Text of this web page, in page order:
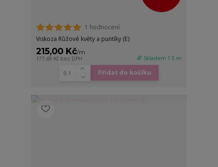
1 hodnocení
Viskoza Růžové květy a puntíky (E)
215,00 Kč/m
177,69 Kč bez DPH 🌈 Skladem 1.5 m
Přidat do košíku